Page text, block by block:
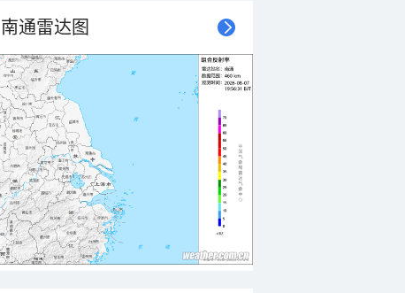
南通雷达图